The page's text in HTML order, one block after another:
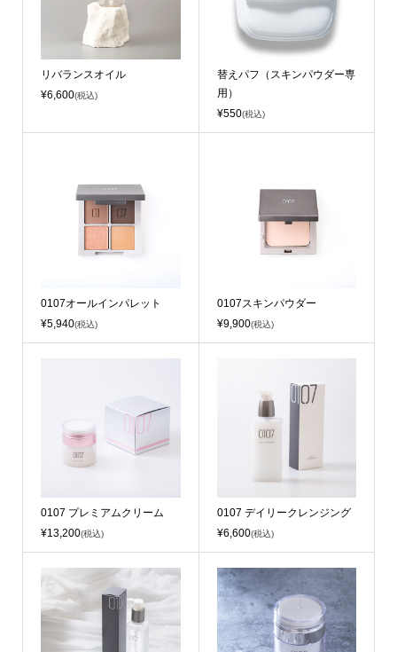
リバランスオイル
¥6,600(税込)
替えパフ（スキンパウダー専
用）
¥550(税込)
0107オールインパレット
¥5,940(税込)
0107スキンパウダー
¥9,900(税込)
0107 プレミアムクリーム
¥13,200(税込)
0107 デイリークレンジング
¥6,600(税込)